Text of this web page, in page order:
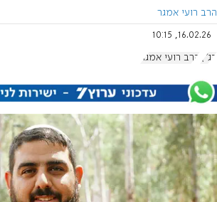
הרב רועי אמגר
16.02.26, 10:15
בג"ץ הרב רועי אמגר